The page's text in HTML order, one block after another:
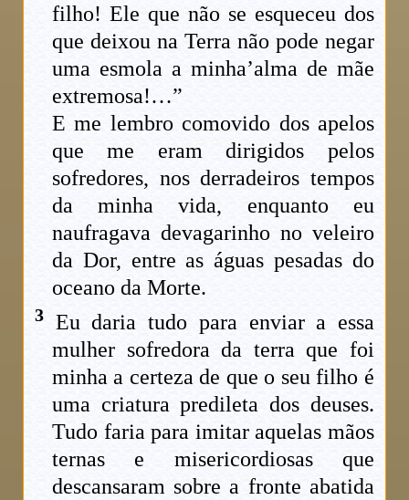
filho! Ele que não se esqueceu dos
que deixou na Terra não pode negar
uma esmola a minha’alma de mãe
extremosa!…”
E me lembro comovido dos apelos
que me eram dirigidos pelos
sofredores, nos derradeiros tempos
da minha vida, enquanto eu
naufragava devagarinho no veleiro
da Dor, entre as águas pesadas do
oceano da Morte.
3 Eu daria tudo para enviar a essa
mulher sofredora da terra que foi
minha a certeza de que o seu filho é
uma criatura predileta dos deuses.
Tudo faria para imitar aquelas mãos
ternas e misericordiosas que
descansaram sobre a fronte abatida